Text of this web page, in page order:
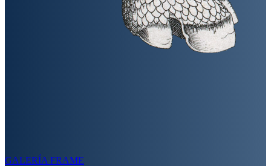
GALERÍA FRAME